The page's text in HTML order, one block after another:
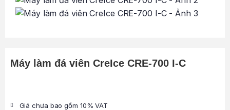
Máy làm đá viên CreIce CRE-700 I-C
Giá chưa bao gồm 10% VAT